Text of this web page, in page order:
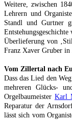
Weitere, zwischen
Lehrern und
Standl und Gurtner
Überlieferung von
Franz Xaver Gruber in
Vom Zillertal nach
Dass das Lied den
mehreren Glücks-
Orgelbaumeister Karl
Reparatur der
lässt sich vom